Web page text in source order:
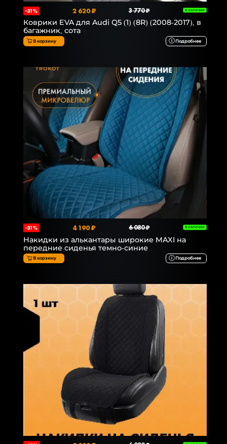
-31% 2 620 ₽ 3 770 ₽ В НАЛИЧИИ
Коврики EVA для Audi Q5 (1) (8R) (2008-2017), в
багажник, сота
В корзину Подробнее
-31% 4 190 ₽ 6 080 ₽ В НАЛИЧИИ
Накидки из алькантары широкие MAXI на
передние сиденья темно-синие
В корзину Подробнее